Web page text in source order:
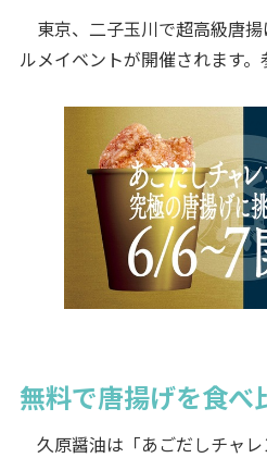
東京、二子玉川で超高級唐
ルメイベントが開催されます。
無料で唐揚げを食べ
久原醤油は「あごだしチャ